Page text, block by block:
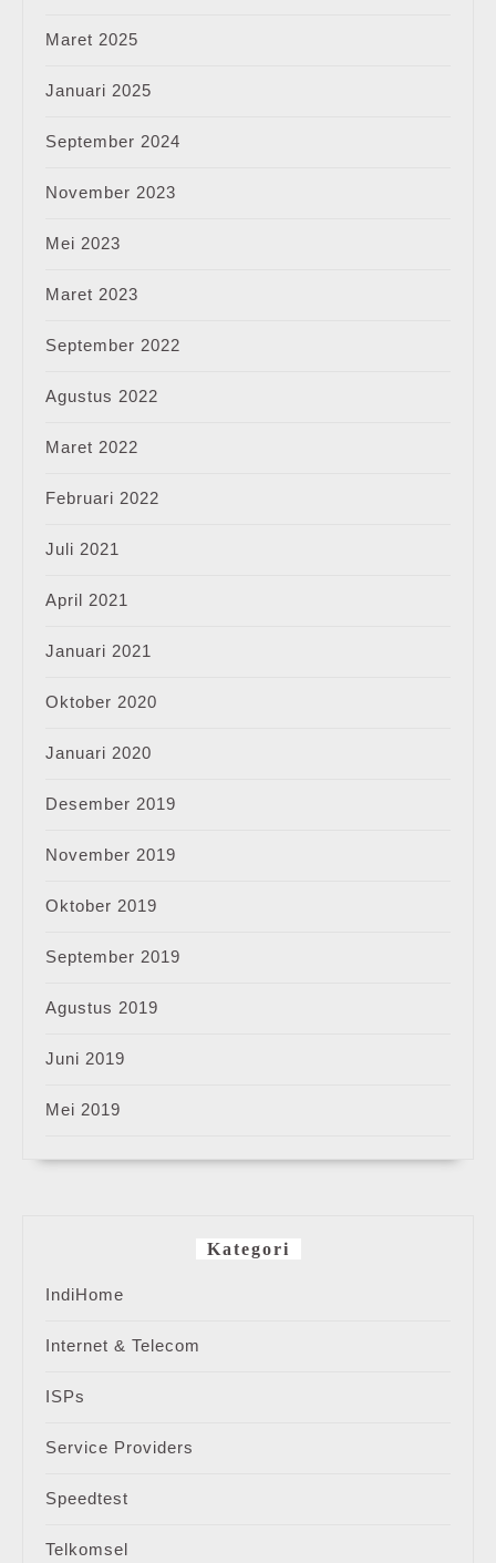
Maret 2025
Januari 2025
September 2024
November 2023
Mei 2023
Maret 2023
September 2022
Agustus 2022
Maret 2022
Februari 2022
Juli 2021
April 2021
Januari 2021
Oktober 2020
Januari 2020
Desember 2019
November 2019
Oktober 2019
September 2019
Agustus 2019
Juni 2019
Mei 2019
Kategori
IndiHome
Internet & Telecom
ISPs
Service Providers
Speedtest
Telkomsel